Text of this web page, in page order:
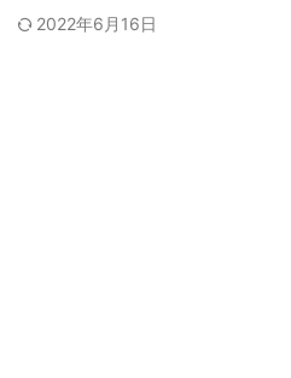
2022年6月16日